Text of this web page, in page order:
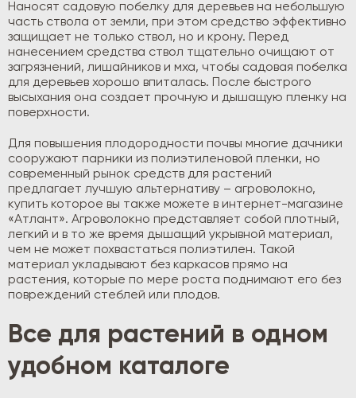
Наносят садовую побелку для деревьев на небольшую
часть ствола от земли, при этом средство эффективно
защищает не только ствол, но и крону. Перед
нанесением средства ствол тщательно очищают от
загрязнений, лишайников и мха, чтобы садовая побелка
для деревьев хорошо впиталась. После быстрого
высыхания она создает прочную и дышащую пленку на
поверхности.
Для повышения плодородности почвы многие дачники
сооружают парники из полиэтиленовой пленки, но
современный рынок средств для растений
предлагает лучшую альтернативу – агроволокно,
купить которое вы также можете в интернет-магазине
«Атлант». Агроволокно представляет собой плотный,
легкий и в то же время дышащий укрывной материал,
чем не может похвастаться полиэтилен. Такой
материал укладывают без каркасов прямо на
растения, которые по мере роста поднимают его без
повреждений стеблей или плодов.
Все для растений в одном
удобном каталоге